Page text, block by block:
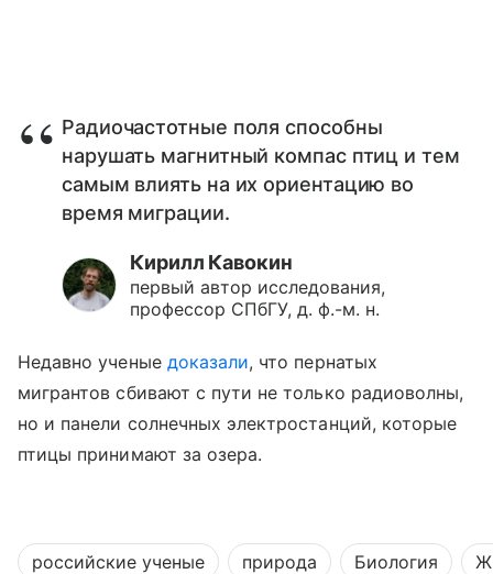
Радиочастотные поля способны
нарушать магнитный компас птиц и тем
самым влиять на их ориентацию во
время миграции.
Кирилл Кавокин
первый автор исследования,
профессор СПбГУ, д. ф.-м. н.
Недавно ученые доказали, что пернатых
мигрантов сбивают с пути не только радиоволны,
но и панели солнечных электростанций, которые
птицы принимают за озера.
российские ученые природа Биология